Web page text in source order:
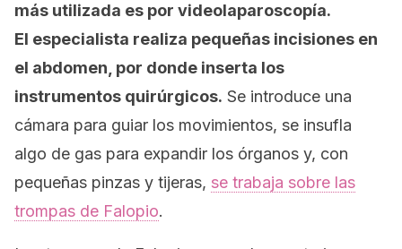
más utilizada es por videolaparoscopía.
El especialista realiza pequeñas incisiones en
el abdomen, por donde inserta los
instrumentos quirúrgicos. Se introduce una
cámara para guiar los movimientos, se insufla
algo de gas para expandir los órganos y, con
pequeñas pinzas y tijeras, se trabaja sobre las
trompas de Falopio.